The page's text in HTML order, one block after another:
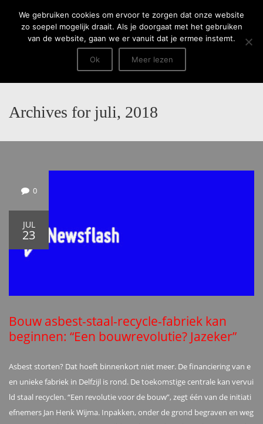
Menu
Archives for juli, 2018
0
JUL
23
Bouw asbest-staal-recycle-fabriek kan
beginnen: “Een bouwrevolutie? Jazeker”
Asbest storten? Dat hoeft binnenkort niet meer. De financiering van e
en unieke fabriek in Delfzijl is rond. De toekomstige centrale kan vervui
ld staal recyclen. “Een revolutie voor de bouw”, zegt één van de initiati
efnemers Jan Henk Wijma. Inpakken, onder de grond begraven en weg
We gebruiken cookies om ervoor te zorgen dat onze website
zo soepel mogelijk draait. Als je doorgaat met het gebruiken
van de website, gaan we er vanuit dat je ermee instemt.
Ok Meer lezen